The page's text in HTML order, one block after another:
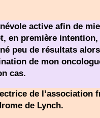
active afin de
en première
peu de résultats
de mon
cas.
de l’association
de Lynch.